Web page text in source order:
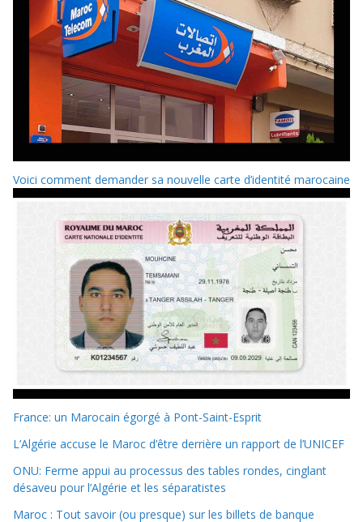
Voici comment demander sa nouvelle carte d’identité marocaine
France: un Marocain égorgé à Pont-Saint-Esprit
L’Algérie accuse le Maroc d’être derrière un rapport de l’UNICEF
ONU: Ferme appui au processus des tables rondes, cinglant
désaveu pour l’Algérie et les séparatistes
Maroc : Tout savoir (ou presque) sur les billets de banque